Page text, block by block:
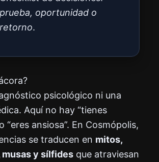
prueba, oportunidad o
retorno.
psicológico ni una
Aquí no hay “tienes
“eres ansiosa”. En Cosmópolis,
se traducen en mitos,
y sílfides que atraviesan